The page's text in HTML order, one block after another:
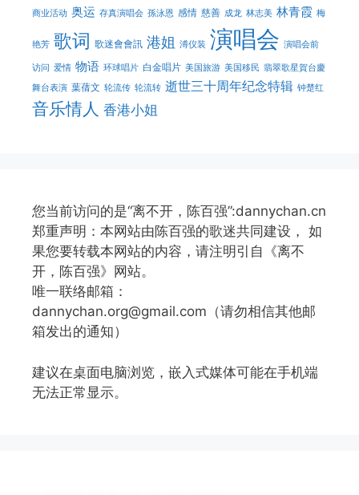
商业活动 奥运 存真演唱会 孫泳恩 感情 慈善 成龙 林志美 林青霞 梅
艳芳 歌词 歌迷會會訊 港姐 溥仪装 演唱会 演唱会前
访问 爱情 物语 环球唱片 白金唱片 美国旅游 美国移民 翡翠歌星賀台慶
舞台表演 葉蒨文 轮流传 轮流转 逝世三十周年纪念特辑 钟楚红
音乐情人 香港小姐
您当前访问的是“离不开，陈百强”:dannychan.cn
郑重声明：本网站由陈百强的歌迷共同建设， 如
果您要转载本网站的内容，请注明引自《离不
开，陈百强》网站。
唯一联络邮箱：
dannychan.org@gmail.com（请勿相信其他邮
箱发出的通知）
建议在桌面电脑浏览，嵌入式媒体可能在手机端
无法正常显示。